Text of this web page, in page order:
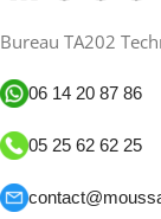
Bureau TA202
06 14 20 87 86
05 25 62 62 25